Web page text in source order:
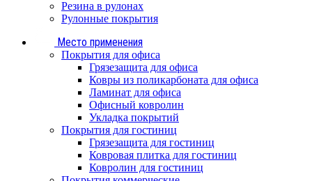
Резина в рулонах
Рулонные покрытия
Место применения
Покрытия для офиса
Грязезащита для офиса
Ковры из поликарбоната для офиса
Ламинат для офиса
Офисный ковролин
Укладка покрытий
Покрытия для гостиниц
Грязезащита для гостиниц
Ковровая плитка для гостиниц
Ковролин для гостиниц